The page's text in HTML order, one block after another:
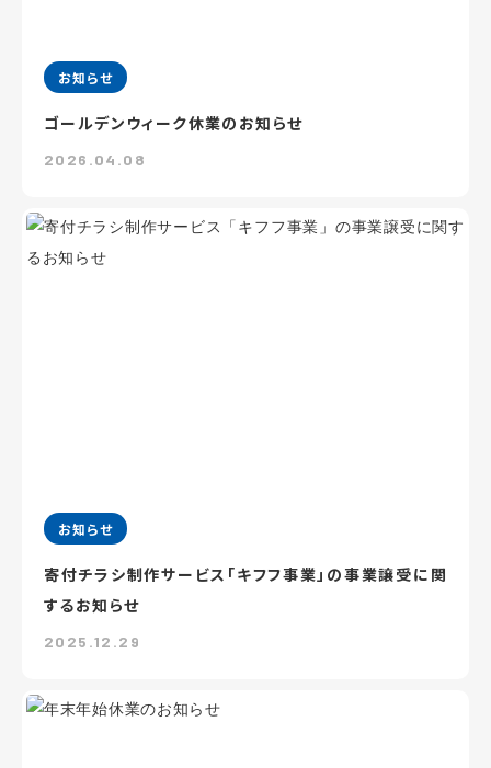
お知らせ
ゴールデンウィーク休業のお知らせ
2026.04.08
お知らせ
寄付チラシ制作サービス「キフフ事業」の事業譲受に関
するお知らせ
2025.12.29